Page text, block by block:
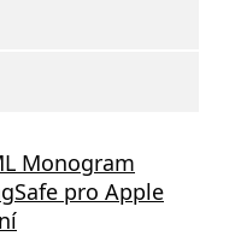
Monogram
pro Apple